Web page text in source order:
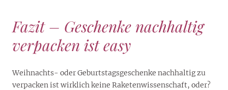
Fazit – Geschenke nachhaltig
verpacken ist easy
Weihnachts- oder Geburtstagsgeschenke nachhaltig zu
verpacken ist wirklich keine Raketenwissenschaft, oder?